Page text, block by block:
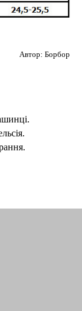
Автор: Борбор